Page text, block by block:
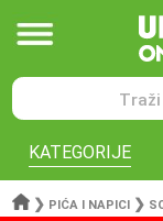
KATEGORIJE
❯ PIĆA I NAPICI ❯